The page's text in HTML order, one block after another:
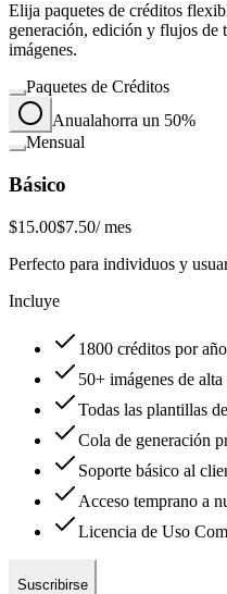
Elija paquetes de créditos
generación, edición y flujos de
imágenes.
Paquetes de Créditos
Anualahorra un 50%
Mensual
Básico
$15.00$7.50/ mes
Perfecto para individuos y
Incluye
1800 créditos por año
50+ imágenes de
Todas las plantillas
Cola de generación
Soporte básico al
Acceso temprano a
Licencia de Uso
Suscribirse